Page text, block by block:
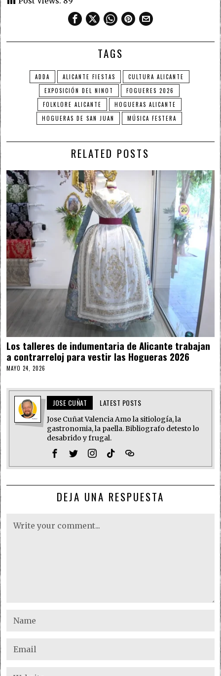
TAGS
ADDA ALICANTE FIESTAS
CULTURA ALICANTE
EXPOSICIÓN DEL NINOT
FOGUERES 2026
FOLKLORE ALICANTE
HOGUERAS ALICANTE
HOGUERAS DE SAN JUAN
MÚSICA FESTERA
RELATED POSTS
Los talleres de indumentaria de Alicante trabajan
a contrarreloj para vestir las Hogueras 2026
MAYO 24, 2026
JOSE CUÑAT LATEST POSTS
Jose Cuñat Valencia Amo la sitiología, la
gastronomia, la paella. Bibliografo detesto lo
desabrido y frugal.
DEJA UNA RESPUESTA